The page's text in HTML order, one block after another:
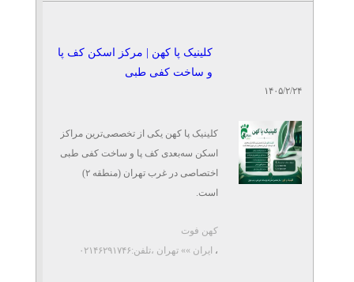
۱۴۰۵/۲/۲۴
کلینیک پا کهن | مرکز اسکن کف پا
و ساخت کفی طبی
کلینیک پا کهن یکی از تخصصی‌ترین مراکز
اسکن سه‌بعدی کف پا و ساخت کفی طبی
اختصاصی در غرب تهران (منطقه ۲)
است.
در این مرکز با استفاده ...
کهن فوت
، ایران »» تهران ،تلفن:۰۲۱۴۶۲۹۱۷۴۶